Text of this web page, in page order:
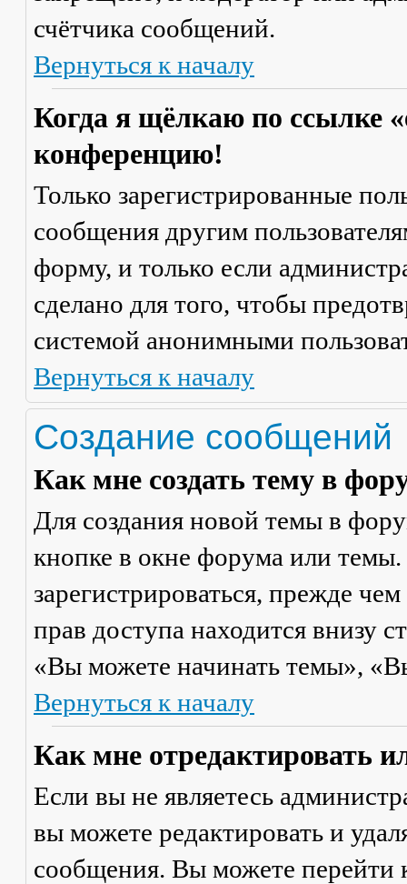
счётчика сообщений.
Вернуться к началу
Когда я щёлкаю по ссылке
конференцию!
Только зарегистрированные
сообщения другим
форму, и только если
сделано для того, чтобы
системой анонимными
Вернуться к началу
Создание сообщений
Как мне создать тему в
Для создания новой темы в
кнопке в окне форума или
зарегистрироваться, прежде
прав доступа находится внизу
«Вы можете начинать темы»,
Вернуться к началу
Как мне отредактировать
Если вы не являетесь
вы можете редактировать и
сообщения. Вы можете перейти